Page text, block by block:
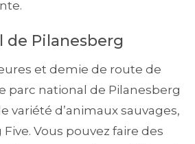
de Pilanesberg
et demie de route de
parc national de Pilanesberg
variété d’animaux sauvages,
Vous pouvez faire des